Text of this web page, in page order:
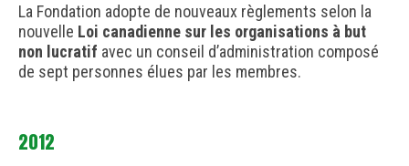
La Fondation adopte de nouveaux règlements selon la
nouvelle Loi canadienne sur les organisations à but
non lucratif avec un conseil d’administration composé
de sept personnes élues par les membres.
2012